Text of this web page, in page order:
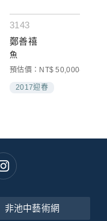
3143
鄭善禧
魚
預估價：NT$ 50,000-80,000
2017迎春
非池中藝術網